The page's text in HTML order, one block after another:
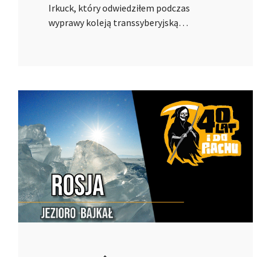
Irkuck, który odwiedziłem podczas
wyprawy koleją transsyberyjską…